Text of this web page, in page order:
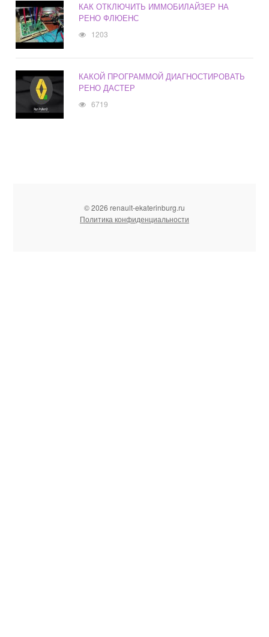
КАК ОТКЛЮЧИТЬ ИММОБИЛАЙЗЕР НА
РЕНО ФЛЮЕНС
1203
КАКОЙ ПРОГРАММОЙ ДИАГНОСТИРОВАТЬ
РЕНО ДАСТЕР
6719
© 2026 renault-ekaterinburg.ru
Политика конфиденциальности